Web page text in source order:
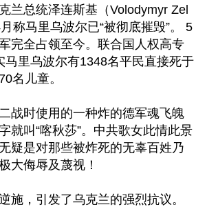
兰总统泽连斯基（Volodymyr Zel
称马里乌波尔已“被彻底摧毁”。 5
完全占领至今。联合国人权高专
马里乌波尔有1348名平民直接死于
名儿童。
战时使用的一种炸的德军魂飞魄
就叫“喀秋莎”。中共歌女此情此景
疑是对那些被炸死的无辜百姓乃
大侮辱及蔑视！
施，引发了乌克兰的强烈抗议。